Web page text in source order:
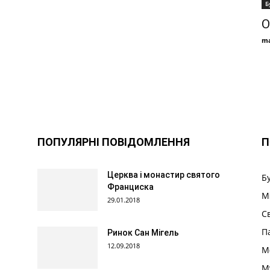
ПОПУЛЯРНІ ПОВІДОМЛЕННЯ
Церква і монастир святого
Франциска
29.01.2018
Ринок Сан Мігель
12.09.2018